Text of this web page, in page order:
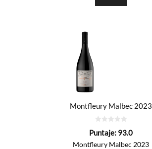
Montfleury Malbec 2023
de
Puntaje: 93.0
Montfleury Malbec 2023